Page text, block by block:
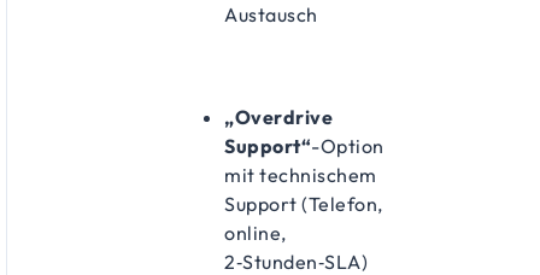
Austausch
„Overdrive
Support“-Option
mit technischem
Support (Telefon,
online,
2‑Stunden‑SLA)